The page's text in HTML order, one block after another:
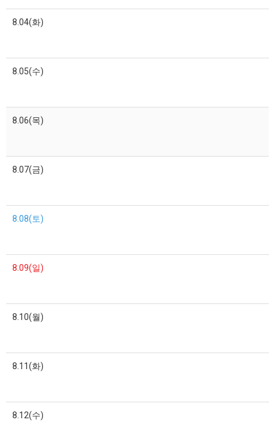
8.04(화)
8.05(수)
8.06(목)
8.07(금)
8.08(토)
8.09(일)
8.10(월)
8.11(화)
8.12(수)